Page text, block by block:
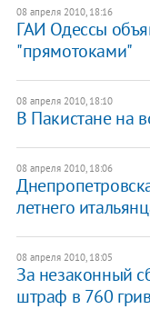
08 апреля 2010, 18:16
ГАИ Одессы
"прямотоками"
08 апреля 2010, 18:10
В Пакистане на
08 апреля 2010, 18:06
летнего
08 апреля 2010, 18:05
За незаконный
штраф в 760